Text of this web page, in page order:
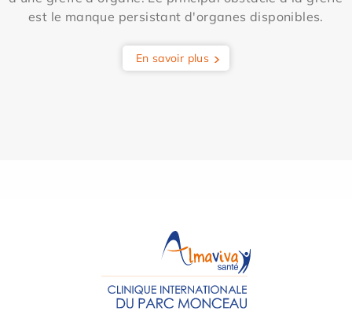
est le manque persistant d'organes disponibles.
En savoir plus